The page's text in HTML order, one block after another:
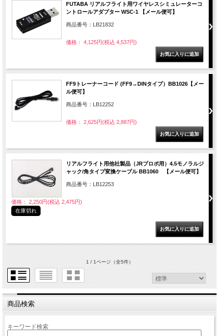
FUTABA リアルフライト用ワイヤレスシミュレーターコ
ントロールアダプター WSC-1 【メール便可】
商品番号：LB21832
価格： 4,125円(税込 4,537円)
FF9トレーナーコード (FF9→DINタイプ）BB1026【メー
ル便可】
商品番号：LB12252
価格： 2,625円(税込 2,887円)
リアルフライト用他社製品（JRプロポ用）4.5モノラルジ
ャック/角タイプ変換ケーブル BB1060 【メール便可】
商品番号：LB12253
価格： 2,250円(税込 2,475円)
在庫切れ
1 / 1ページ（全5件）
商品検索
キーワード検索